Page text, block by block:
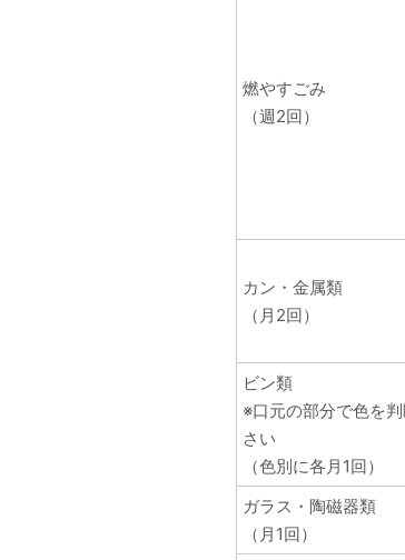
燃やすごみ
（週2回）
カン・金属類
（月2回）
ビン類
※口元の部分で色を
さい
（色別に各月1回）
ガラス・陶磁器類
（月1回）